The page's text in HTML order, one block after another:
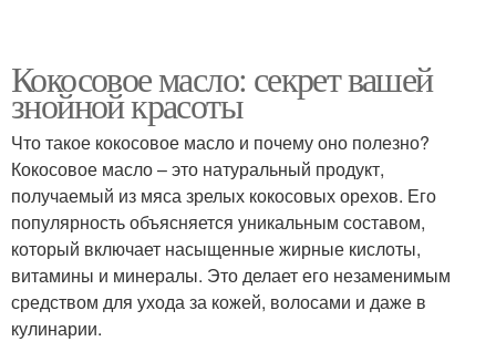
Кокосовое масло: секрет вашей
знойной красоты
Что такое кокосовое масло и почему оно полезно?
Кокосовое масло – это натуральный продукт,
получаемый из мяса зрелых кокосовых орехов. Его
популярность объясняется уникальным составом,
который включает насыщенные жирные кислоты,
витамины и минералы. Это делает его незаменимым
средством для ухода за кожей, волосами и даже в
кулинарии.